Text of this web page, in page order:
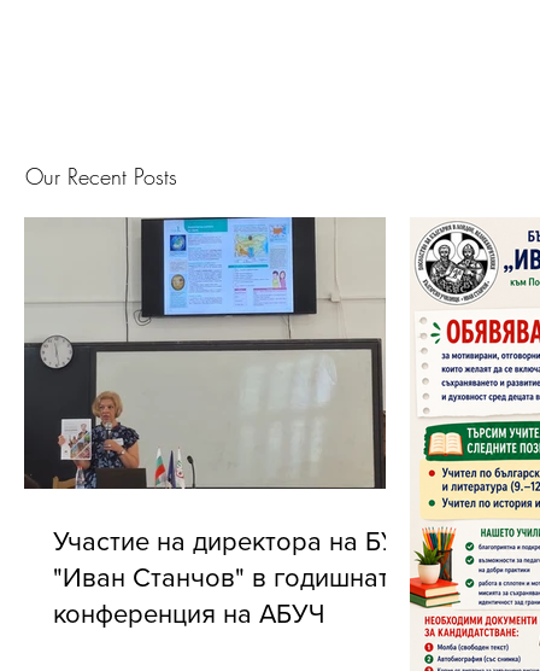
Our Recent Posts
Участие на директора на БУ
"Иван Станчов" в годишната
конференция на АБУЧ